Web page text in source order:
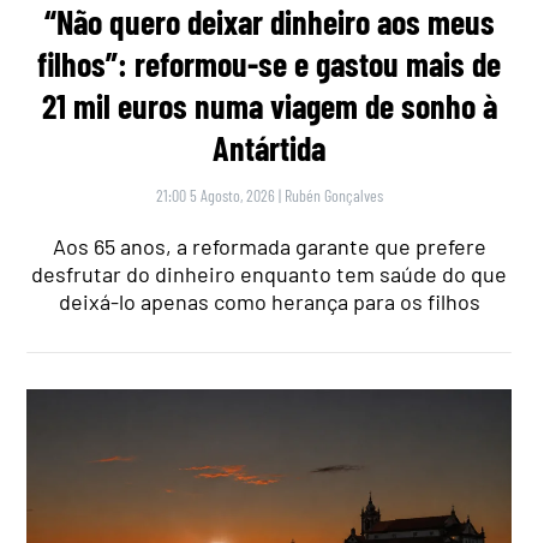
“Não quero deixar dinheiro aos meus
filhos”: reformou-se e gastou mais de
21 mil euros numa viagem de sonho à
Antártida
21:00 5 Agosto, 2026 | Rubén Gonçalves
Aos 65 anos, a reformada garante que prefere
desfrutar do dinheiro enquanto tem saúde do que
deixá-lo apenas como herança para os filhos